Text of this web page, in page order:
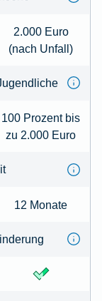
2.000 Euro
(nach Unfall)
100 Prozent bis
zu 2.000 Euro
12 Monate